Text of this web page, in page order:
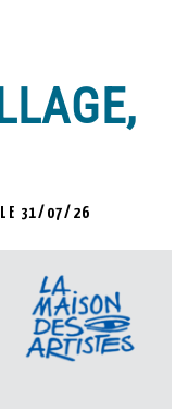
31/07/26